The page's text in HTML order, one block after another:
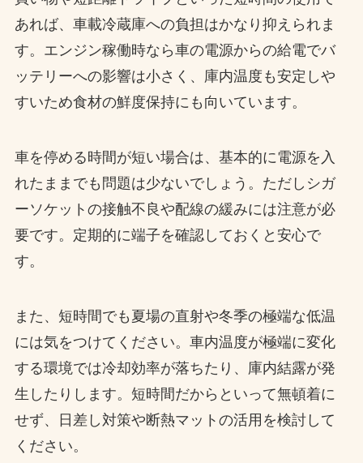
あれば、車載冷蔵庫への負担はかなり抑えられま
す。エンジン稼働時なら車の電源からの給電でバ
ッテリーへの影響は小さく、庫内温度も安定しや
すいため食材の鮮度保持にも向いています。
車を停める時間が短い場合は、基本的に電源を入
れたままでも問題は少ないでしょう。ただしシガ
ーソケットの接触不良や配線の緩みには注意が必
要です。定期的に端子を確認しておくと安心で
す。
また、短時間でも夏場の直射や冬季の極端な低温
には気をつけてください。車内温度が極端に変化
する環境では冷却効率が落ちたり、庫内結露が発
生したりします。短時間だからといって無頓着に
せず、日差し対策や断熱マットの活用を検討して
ください。